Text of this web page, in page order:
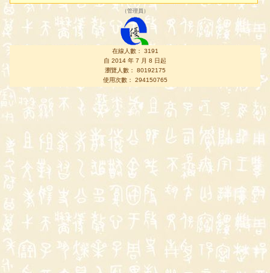
（管理員 ）
在線人數： 3191
自 2014 年 7 月 8 日起
瀏覽人數： 80192175
使用次數： 294150765